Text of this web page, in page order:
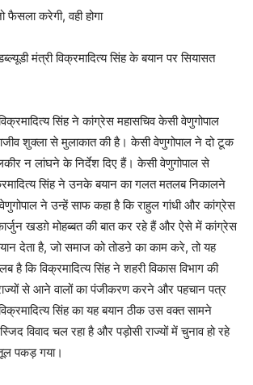
फैसला करेगी, वही होगा
मंत्री विक्रमादित्य सिंह के बयान पर सियासत
सिंह ने कांग्रेस महासचिव केसी वेणुगोपाल
शुक्ला से मुलाकात की है। केसी वेणुगोपाल ने दो टूक
लकीर न लांघने के निर्देश दिए हैं। केसी वेणुगोपाल से
सिंह ने उनके बयान का गलत मतलब निकालने
ने उन्हें साफ कहा है कि राहुल गांधी और कांग्रेस
खडग़े मोहब्बत की बात कर रहे हैं और ऐसे में कांग्रेस
देता है, जो समाज को तोडऩे का काम करे, तो यह
है कि विक्रमादित्य सिंह ने शहरी विकास विभाग की
से आने वालों का पंजीकरण करने और पहचान पत्र
सिंह का यह बयान ठीक उस वक्त सामने
विवाद चल रहा है और पड़ोसी राज्यों में चुनाव हो रहे
पकड़ गया।